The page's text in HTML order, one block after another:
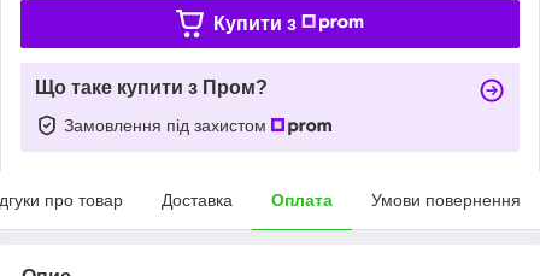
Купити з
Що таке купити з Пром?
Замовлення під захистом
про товар Доставка Оплата Умови повернення